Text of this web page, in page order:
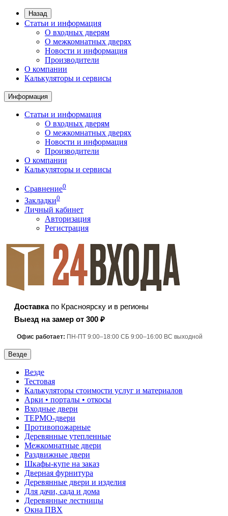
Назад
Статьи и информация
О входных дверям
О межкомнатных дверях
Новости и информация
Производители
О компании
Калькуляторы и сервисы
Информация
Статьи и информация
О входных дверям
О межкомнатных дверях
Новости и информация
Производители
О компании
Калькуляторы и сервисы
Сравнение0
Закладки0
Личный кабинет
Авторизация
Регистрация
Доставкапо Красноярску и в регионы
Выезд на замер от 300 ₽
Офис работает: ПН-ПТ 9:00–18:00 СБ 9:00–16:00 ВС выходной
Везде
Везде
Тестовая
Калькуляторы стоимости услуг и материалов
Арки • порталы • откосы
Входные двери
ТЕРМО-двери
Противопожарные
Деревянные утепленные
Межкомнатные двери
Раздвижные двери
Шкафы-купе на заказ
Дверная фурнитура
Деревянные двери и изделия
Для дачи, сада и дома
Деревянные лестницы
Окна ПВХ